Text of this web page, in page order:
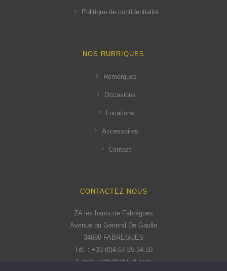
Politique de confidentialité
NOS RUBRIQUES
Remorques
Occasions
Locations
Accessoires
Contact
CONTACTEZ NOUS
ZA les hauts de Fabrégues
Avenue du Général De Gaulle
34690 FABREGUES
Tél. : +33 (0)4.67.85.34.50
E-mail : info@wilsud.com